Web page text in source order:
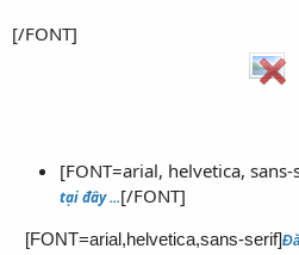
[/FONT]
[FONT=arial, helvetica,
tại đây ...[/FONT]
[FONT=arial,helvetica,sans-serif]